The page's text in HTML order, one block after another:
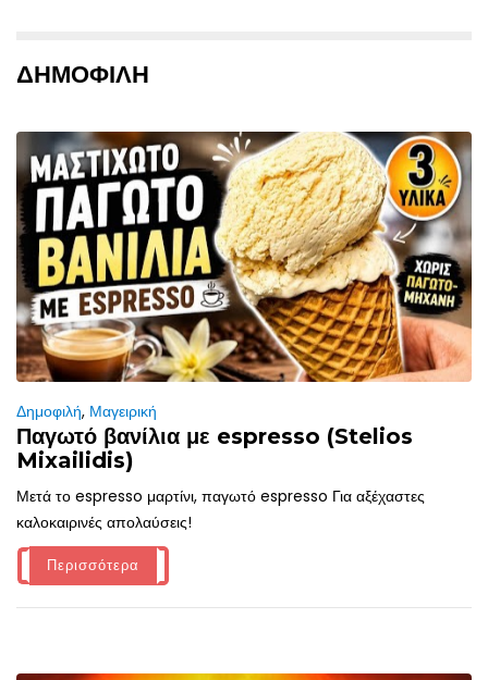
ΔΗΜΟΦΙΛΗ
Δημοφιλή, Μαγειρική
Παγωτό βανίλια με espresso (Stelios
Mixailidis)
Μετά το espresso μαρτίνι, παγωτό espresso Για αξέχαστες
καλοκαιρινές απολαύσεις!
Περισσότερα